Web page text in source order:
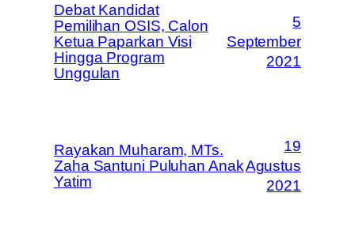
Debat Kandidat
Pemilihan OSIS, Calon
Ketua Paparkan Visi
Hingga Program
Unggulan
5
September
2021
Rayakan Muharam, MTs.
Zaha Santuni Puluhan Anak
Yatim
19
Agustus
2021